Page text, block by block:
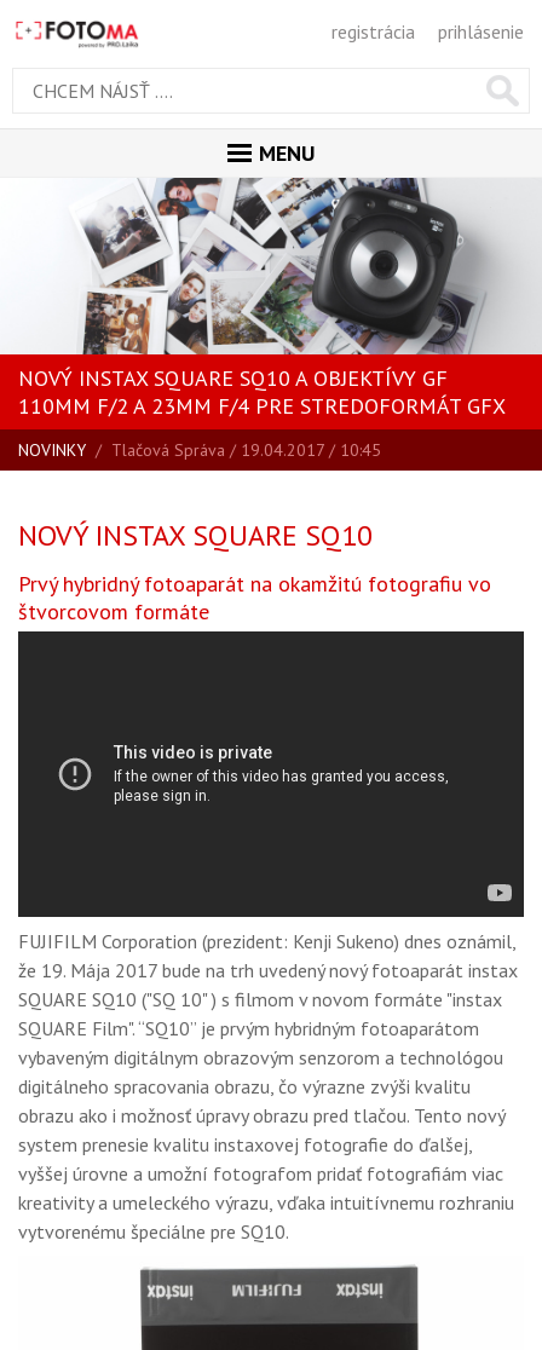
registrácia prihlásenie
MENU
ÚVOD
MAGAZÍN
VŠETKY ČLÁNKY
RECENZIE
NOVINKY
BLOG
SPRIEVODCA KÚPOU
WORKSHOPY
NOVÝ INSTAX SQUARE SQ10 A OBJEKTÍVY GF
110MM F/2 A 23MM F/4 PRE STREDOFORMÁT GFX
NOVINKY / Tlačová Správa / 19.04.2017 / 10:45
NOVÝ INSTAX SQUARE SQ10
Prvý hybridný fotoaparát na okamžitú fotografiu vo
štvorcovom formáte
FUJIFILM Corporation (prezident: Kenji Sukeno) dnes oznámil,
že 19. Mája 2017 bude na trh uvedený nový fotoaparát instax
SQUARE SQ10 ("SQ 10" ) s filmom v novom formáte "instax
SQUARE Film". “SQ10” je prvým hybridným fotoaparátom
vybaveným digitálnym obrazovým senzorom a technológou
digitálneho spracovania obrazu, čo výrazne zvýši kvalitu
obrazu ako i možnosť úpravy obrazu pred tlačou. Tento nový
system prenesie kvalitu instaxovej fotografie do ďalšej,
vyššej úrovne a umožní fotografom pridať fotografiám viac
kreativity a umeleckého výrazu, vďaka intuitívnemu rozhraniu
vytvorenému špeciálne pre SQ10.